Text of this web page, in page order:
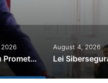
Governu Promete Tau Prioridade ba Setór Minerais no Setór Produtivu
August 4, 2026